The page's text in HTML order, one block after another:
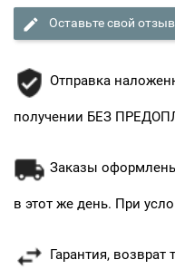
Оставьте свой отзыв
Отправка
получении БЕЗ
Заказы
в этот же день. При
Гарантия, возврат